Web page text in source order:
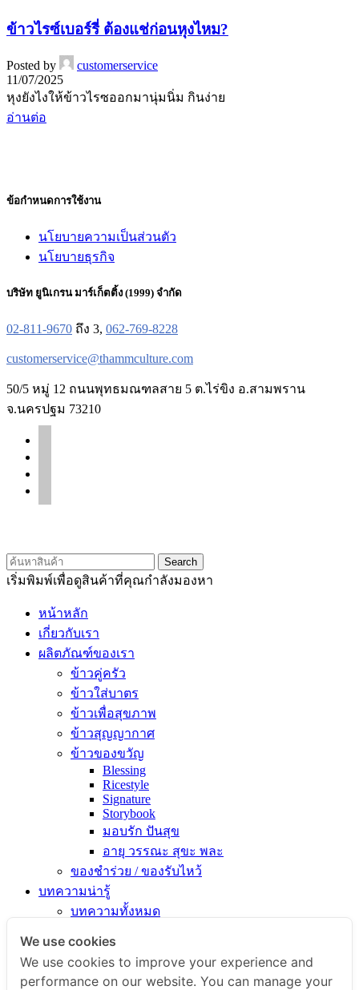
ข้าวไรซ์เบอร์รี่ ต้องแช่ก่อนหุงไหม?
Posted by
customerservice
11/07/2025
หุงยังไงให้ข้าวไรซออกมานุ่มนิ่ม กินง่าย
อ่านต่อ
ข้อกำหนดการใช้งาน
นโยบายความเป็นส่วนตัว
นโยบายธุรกิจ
บริษัท ยูนิเกรน มาร์เก็ตติ้ง (1999) จำกัด
02-811-9670 ถึง 3, 062-769-8228
customerservice@thammculture.com
50/5 หมู่ 12 ถนนพุทธมณฑลสาย 5 ต.ไร่ขิง อ.สามพราน
จ.นครปฐม 73210
Search
เริ่มพิมพ์เพื่อดูสินค้าที่คุณกำลังมองหา
หน้าหลัก
เกี่ยวกับเรา
ผลิตภัณฑ์ของเรา
ข้าวคู่ครัว
ข้าวใส่บาตร
ข้าวเพื่อสุขภาพ
ข้าวสุญญากาศ
ข้าวของขวัญ
Blessing
Ricestyle
Signature
Storybook
มอบรัก ปันสุข
อายุ วรรณะ สุขะ พละ
ของชำร่วย / ของรับไหว้
บทความน่ารู้
บทความทั้งหมด
ไขข้อสงสัยเรื่องข้าว
คัมภีร์เข้าครัว
We use cookies
We use cookies to improve your experience and
performance on our website. You can manage your